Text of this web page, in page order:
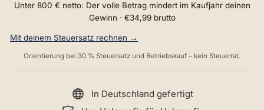
Unter 800 € netto: Der volle Betrag mindert im Kaufjahr deinen
Gewinn · €34,99brutto
Mit deinem Steuersatz rechnen →
Orientierung bei 30 % Steuersatz und Betriebskauf – kein Steuerrat.
In Deutschland gefertigt